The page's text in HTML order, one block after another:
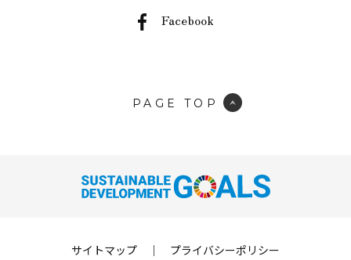
Facebook
PAGE TOP
サイトマップ ｜ プライバシーポリシー